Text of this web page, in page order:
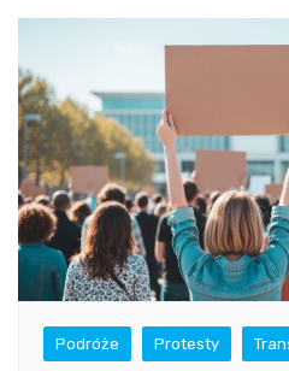
Podróże Protesty